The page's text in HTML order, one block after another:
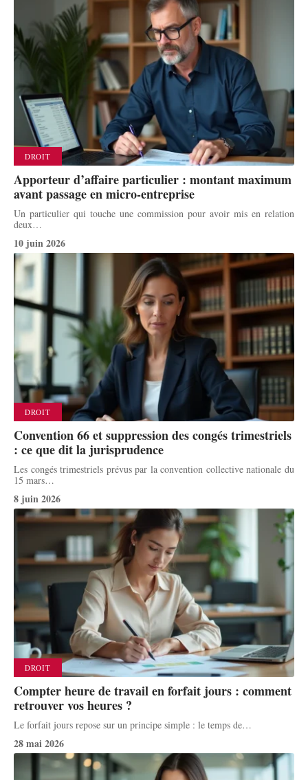
DROIT
Apporteur d’affaire particulier : montant maximum
avant passage en micro-entreprise
Un particulier qui touche une commission pour avoir mis en relation
deux…
10 juin 2026
DROIT
Convention 66 et suppression des congés trimestriels
: ce que dit la jurisprudence
Les congés trimestriels prévus par la convention collective nationale du
15 mars…
8 juin 2026
DROIT
Compter heure de travail en forfait jours : comment
retrouver vos heures ?
Le forfait jours repose sur un principe simple : le temps de…
28 mai 2026